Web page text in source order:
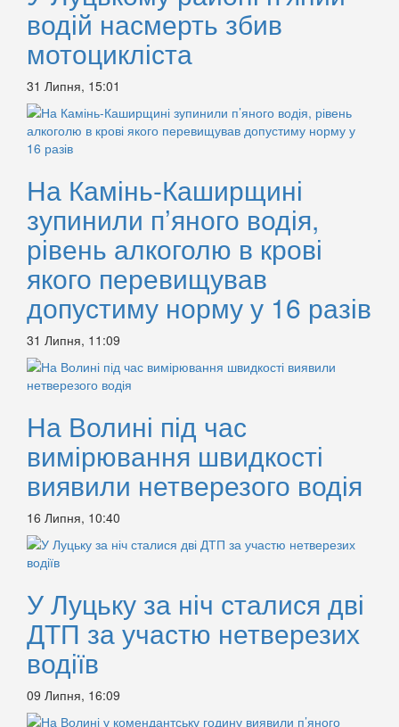
водій насмерть збив
мотоцикліста
31 Липня, 15:01
На Камінь-Каширщині
зупинили п’яного водія,
рівень алкоголю в крові
якого перевищував
допустиму норму у 16 разів
31 Липня, 11:09
На Волині під час
вимірювання швидкості
виявили нетверезого водія
16 Липня, 10:40
У Луцьку за ніч сталися дві
ДТП за участю нетверезих
водіїв
09 Липня, 16:09